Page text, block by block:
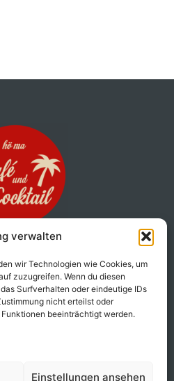
verwalten
wir Technologien wie Cookies, um
zuzugreifen. Wenn du diesen
Surfverhalten oder eindeutige IDs
nicht erteilst oder
beeinträchtigt werden.
Einstellungen ansehen
Ape
umgebaute Ape
Mix aus
Bar-Feeling